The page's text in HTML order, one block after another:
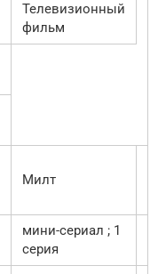
Телевизионный
фильм
Милт
мини-сериал ; 1
серия